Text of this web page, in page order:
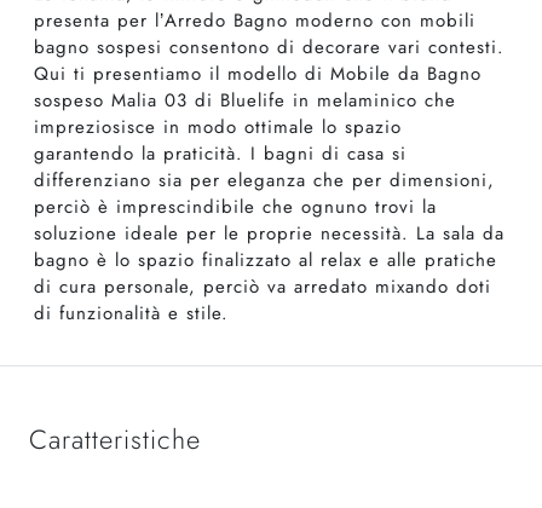
presenta per l’Arredo Bagno moderno con mobili
bagno sospesi consentono di decorare vari contesti.
Qui ti presentiamo il modello di Mobile da Bagno
sospeso Malia 03 di Bluelife in melaminico che
impreziosisce in modo ottimale lo spazio
garantendo la praticità. I bagni di casa si
differenziano sia per eleganza che per dimensioni,
perciò è imprescindibile che ognuno trovi la
soluzione ideale per le proprie necessità. La sala da
bagno è lo spazio finalizzato al relax e alle pratiche
di cura personale, perciò va arredato mixando doti
di funzionalità e stile.
Caratteristiche